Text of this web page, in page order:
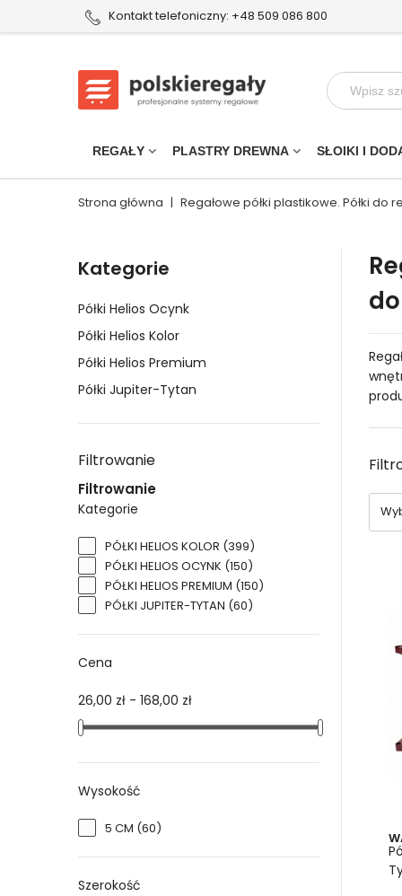
Kontakt telefoniczny: +48 509 086 800
REGAŁY PLASTRY DREWNA SŁOIKI I
Strona główna | Regałowe półki plastikowe. Półki do
Kategorie
Półki Helios Ocynk
Półki Helios Kolor
Półki Helios Premium
Półki Jupiter-Tytan
Filtrowanie
Filtrowanie
Kategorie
PÓŁKI HELIOS KOLOR (399)
PÓŁKI HELIOS OCYNK (150)
PÓŁKI HELIOS PREMIUM (150)
PÓŁKI JUPITER-TYTAN (60)
Cena
26,00 zł - 168,00 zł
Wysokość
5 CM (60)
Szerokość
tej